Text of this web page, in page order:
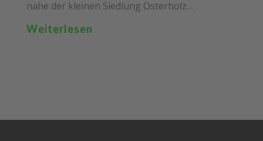
nahe der kleinen Siedlung Osterholz…
Weiterlesen